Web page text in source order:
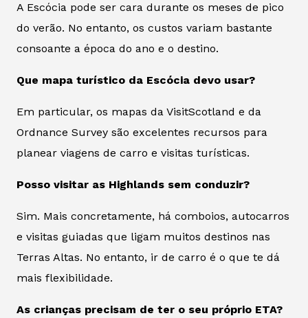
A Escócia pode ser cara durante os meses de pico
do verão. No entanto, os custos variam bastante
consoante a época do ano e o destino.
Que mapa turístico da Escócia devo usar?
Em particular, os mapas da VisitScotland e da
Ordnance Survey são excelentes recursos para
planear viagens de carro e visitas turísticas.
Posso visitar as Highlands sem conduzir?
Sim. Mais concretamente, há comboios, autocarros
e visitas guiadas que ligam muitos destinos nas
Terras Altas. No entanto, ir de carro é o que te dá
mais flexibilidade.
As crianças precisam de ter o seu próprio ETA?